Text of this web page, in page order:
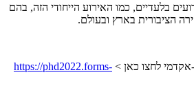
בלעדיים, כמו האירוע הייחודי הזה, בהם
הציבורית בארץ ובעולם.
לחצו כאן > https://phd2022.forms-